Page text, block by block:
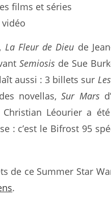
films et séries
La Fleur de Dieu de
Semiosis de Sue
aussi : 3 billets sur
novellas,Sur Mars
Léourier a
: c’est le Bifrost 95
de ce Summer Star
.